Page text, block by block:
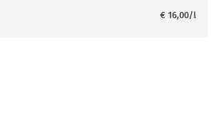
€ 16,00/l